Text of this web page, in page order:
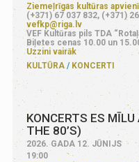
Ziemeļrīgas kultūras
(+371) 67 037 832, (+371)
vefkp@riga.lv
VEF Kultūras pils TDA
Biļetes cenas 10.00 un
Uzzini vairāk
KULTŪRA
KONCERTI
KONCERTS ES
THE 80’S)
2026. GADA 12. JŪNIJS
19:00